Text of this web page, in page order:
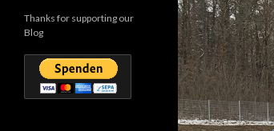
Thanks for supporting our
Blog